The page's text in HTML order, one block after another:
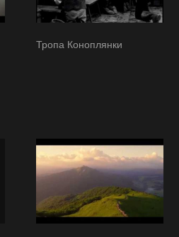
Тропа Коноплянки